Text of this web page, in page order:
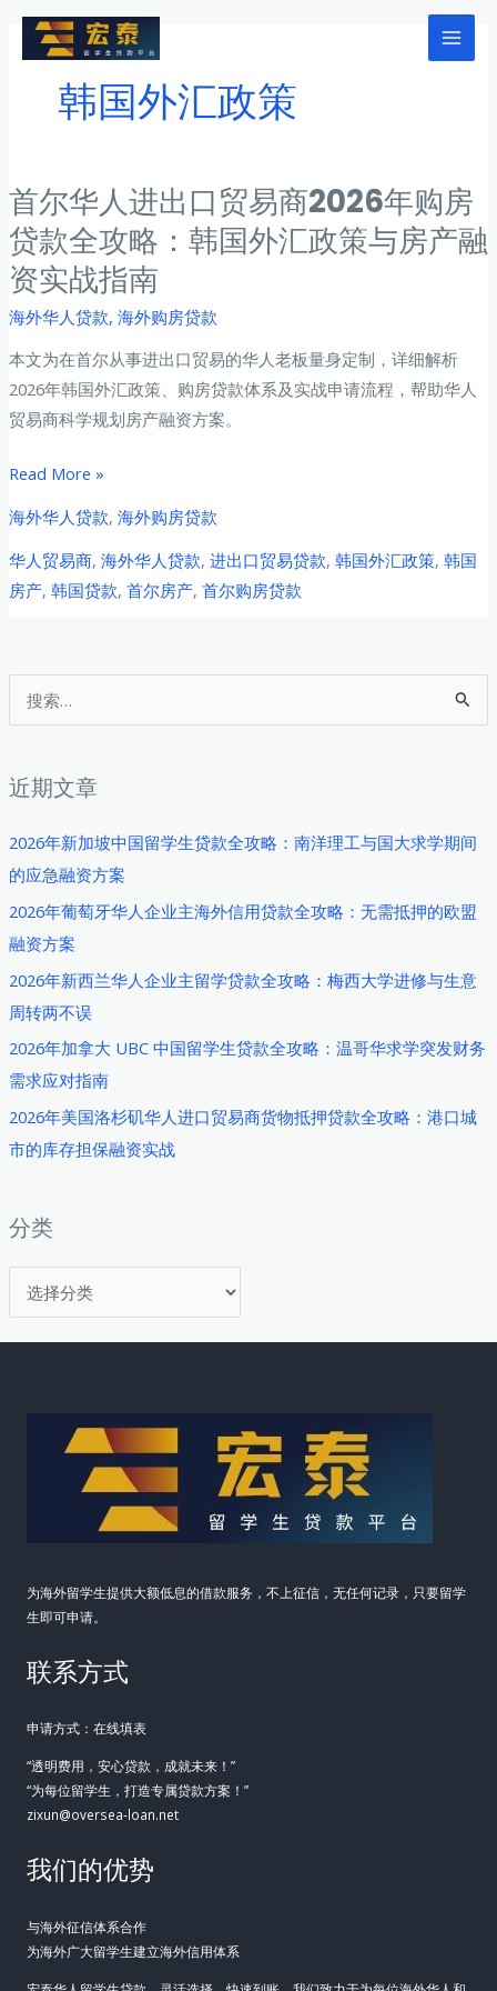
Main
索
近期文章
2026年新加坡中国留学生贷款全攻略：南洋理工与国大求学期间
的应急融资方案
2026年葡萄牙华人企业主海外信用贷款全攻略：无需抵押的欧盟
融资方案
2026年新西兰华人企业主留学贷款全攻略：梅西大学进修与生意
周转两不误
2026年加拿大 UBC 中国留学生贷款全攻略：温哥华求学突发财务
需求应对指南
2026年美国洛杉矶华人进口贸易商货物抵押贷款全攻略：港口城
市的库存担保融资实战
分类
类
韩国外汇政策
首尔华人进出口贸易商2026年购房
贷款全攻略：韩国外汇政策与房产融
资实战指南
海外华人贷款, 海外购房贷款
本文为在首尔从事进出口贸易的华人老板量身定制，详细解析
2026年韩国外汇政策、购房贷款体系及实战申请流程，帮助华人
贸易商科学规划房产融资方案。
首
华
人
进
贸
2026
年
购
房
款
全
攻
略：
韩
国
政
与
融
资
Read More »
海外华人贷款, 海外购房贷款
华人贸易商, 海外华人贷款, 进出口贸易贷款, 韩国外汇政策, 韩国
房产, 韩国贷款, 首尔房产, 首尔购房贷款
为海外留学生提供大额低息的借款服务，不上征信，无任何记录，只要留学
生即可申请。
联系方式
申请方式：在线填表
“透明费用，安心贷款，成就未来！”
“为每位留学生，打造专属贷款方案！”
zixun@oversea-loan.net
我们的优势
与海外征信体系合作
为海外广大留学生建立海外信用体系